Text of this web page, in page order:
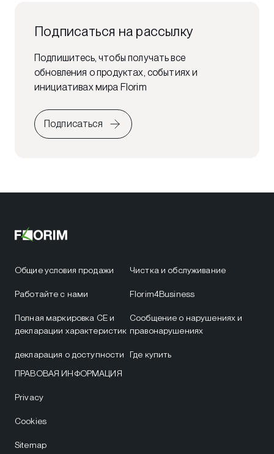
Подписаться на рассылку
Подпишитесь, чтобы получать все
обновления о продуктах, событиях и
инициативах мира Florim
Подписаться
Общие условия продажи
Работайте с нами
Полная маркировка CE и
декларации характеристик
декларация о доступности
Чистка и обслуживание
Florim4Business
Сообщение о нарушениях и
правонарушениях
Где купить
ПРАВОВАЯ ИНФОРМАЦИЯ
Privacy
Cookies
Sitemap